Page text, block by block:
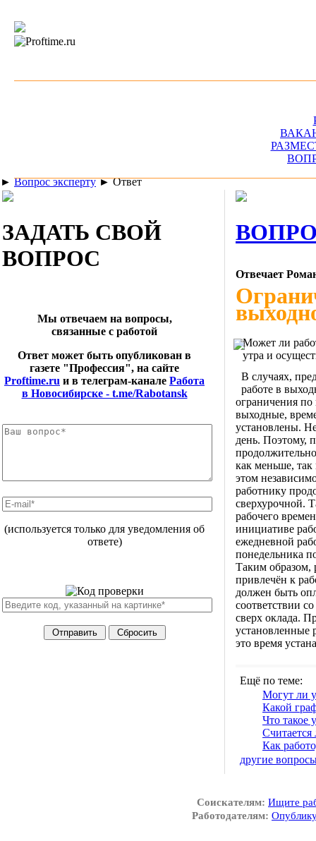
► Вопрос эксперту►Ответ
ЗАДАТЬ СВОЙ
ВОПРОС
Мы отвечаем на вопросы,
связанные с работой
Ответ может быть опубликован в
газете "Профессия", на сайте
Proftime.ru и в телеграм-канале Работа
в Новосибирске - t.me/Rabotansk
(используется только для уведомления об
ответе)
Отвечает
Может ли
утра и
В случаях,
работе в
ограничения по
выходные,
установлены.
день. Поэтому,
как меньше,
этом
работнику
сверхурочной.
рабочего
инициативе
ежедневной
понедельника
Таким образом,
привлечён к
должен быть
соответствии
сверх оклада.
установленные
это время
Ещё по теме:
Могут ли
Какой
Что такое
Считается
Как
другие
Соискателям: Ищите
Работодателям: